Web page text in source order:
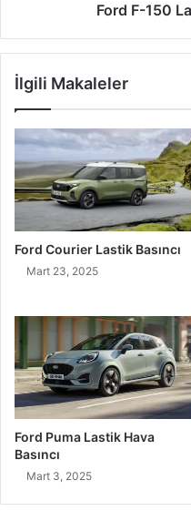
Ford F-150
İlgili Makaleler
Ford Courier Lastik Basıncı
Mart 23, 2025
Ford Puma Lastik Hava
Basıncı
Mart 3, 2025